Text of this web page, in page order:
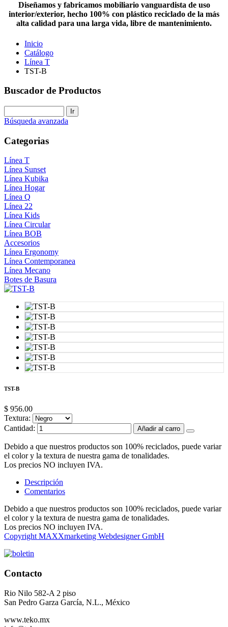
Diseñamos y fabricamos mobiliario vanguardista de uso
interior/exterior, hecho 100% con plástico reciclado de la más
alta calidad para una larga vida, libre de mantenimiento.
Inicio
Catálogo
Línea T
TST-B
Buscador de Productos
Búsqueda avanzada
Categorias
Línea T
Línea Sunset
Línea Kubika
Línea Hogar
Línea Q
Línea 22
Línea Kids
Línea Circular
Línea BOB
Accesorios
Línea Ergonomy
Línea Contemporanea
Línea Mecano
Botes de Basura
TST-B
$ 956.00
Textura:
Cantidad:
Añadir al carro
Debido a que nuestros productos son 100% reciclados, puede variar
el color y la textura de nuestra gama de tonalidades.
Los precios NO incluyen IVA.
Descripción
Comentarios
Debido a que nuestros productos son 100% reciclados, puede variar
el color y la textura de nuestra gama de tonalidades.
Los precios NO incluyen IVA.
Copyright MAXXmarketing Webdesigner GmbH
Contacto
Rio Nilo 582-A 2 piso
San Pedro Garza García, N.L., México
www.teko.mx